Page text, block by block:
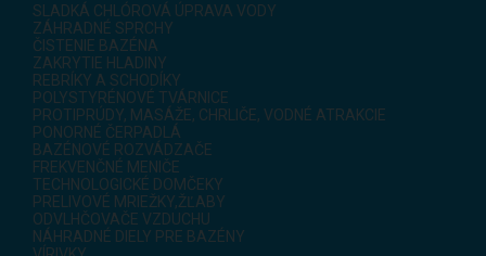
SLADKÁ CHLÓROVÁ ÚPRAVA VODY
ZÁHRADNÉ SPRCHY
ČISTENIE BAZÉNA
ZAKRYTIE HLADINY
REBRÍKY A SCHODÍKY
POLYSTYRÉNOVÉ TVÁRNICE
PROTIPRÚDY, MASÁŽE, CHRLIČE, VODNÉ ATRAKCIE
PONORNÉ ČERPADLÁ
BAZÉNOVÉ ROZVÁDZAČE
FREKVENČNÉ MENIČE
TECHNOLOGICKÉ DOMČEKY
PRELIVOVÉ MRIEŽKY,ŽĽABY
ODVLHČOVAČE VZDUCHU
NÁHRADNÉ DIELY PRE BAZÉNY